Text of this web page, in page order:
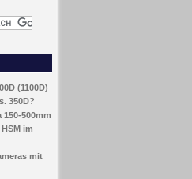
(1100D)
350D?
500mm
im
mit